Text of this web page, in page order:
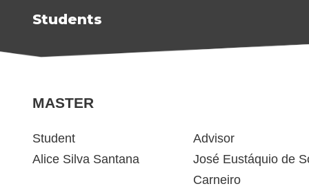
Students
MASTER
Student
Advisor
Alice Silva Santana
José Eustáquio de
Carneiro